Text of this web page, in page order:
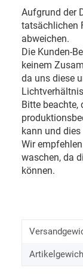
Aufgrund der
tatsächlichen
abweichen.
Die Kunden-
keinem
da uns diese
Bitte beachte,
kann und
Wir
waschen, da
können.